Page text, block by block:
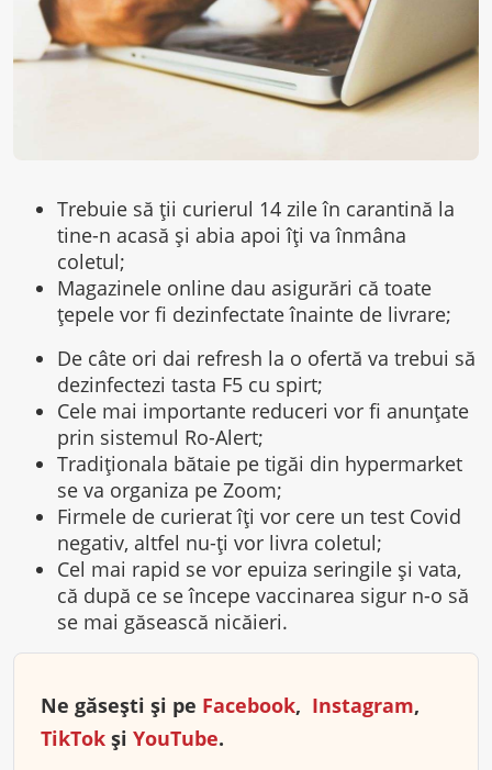
Trebuie să ții curierul 14 zile în carantină la
tine-n acasă și abia apoi îți va înmâna
coletul;
Magazinele online dau asigurări că toate
țepele vor fi dezinfectate înainte de livrare;
De câte ori dai refresh la o ofertă va trebui să
dezinfectezi tasta F5 cu spirt;
Cele mai importante reduceri vor fi anunțate
prin sistemul Ro-Alert;
Tradiţionala bătaie pe tigăi din hypermarket
se va organiza pe Zoom;
Firmele de curierat îți vor cere un test Covid
negativ, altfel nu-ți vor livra coletul;
Cel mai rapid se vor epuiza seringile și vata,
că după ce se începe vaccinarea sigur n-o să
se mai găsească nicăieri.
Ne găsești și pe Facebook, Instagram,
TikTok și YouTube.